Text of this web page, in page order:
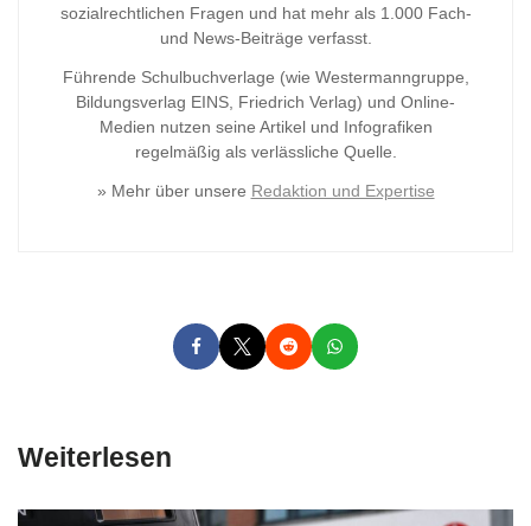
sozialrechtlichen Fragen und hat mehr als 1.000 Fach-
und News-Beiträge verfasst.
Führende Schulbuchverlage (wie Westermanngruppe,
Bildungsverlag EINS, Friedrich Verlag) und Online-
Medien nutzen seine Artikel und Infografiken
regelmäßig als verlässliche Quelle.
» Mehr über unsere Redaktion und Expertise
Weiterlesen